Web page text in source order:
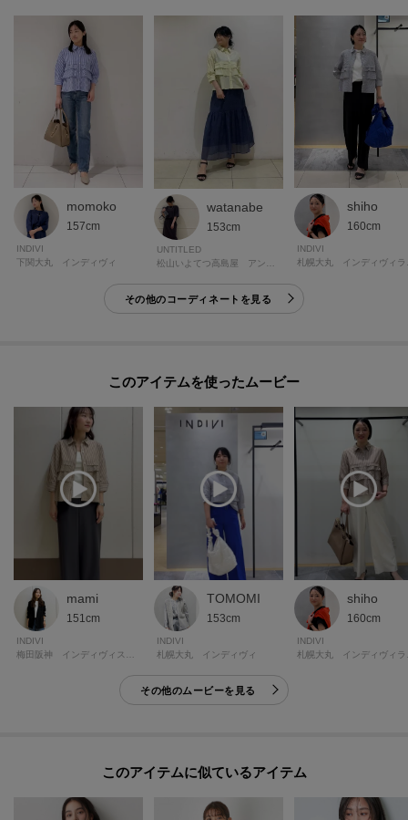
-・-・-・-・-・-・-・-・-・-・-・-・-・-・-・-・-・-・-・-・-・-
※照明の関係により、実際よりも色味が違って見える場合があります。ま
た、パソコン・スマートフォンなどの環境により、若干製品と画像のカラー
が異なる場合もございます。
モデル情報：身長170cm B74 W60 H86 着用サイズ：38（M）
momoko
157cm
INDIVI
下関大丸 インディヴィ
watanabe
153cm
UNTITLED
shiho
160cm
INDIVI
札
その他のコーディネートを見る
このアイテムを使ったムービー
mami
151cm
INDIVI
TOMOMI
153cm
INDIVI
札幌大丸 インディヴィ
shiho
160cm
INDIVI
その他のムービーを見る
このアイテムに似ているアイテム